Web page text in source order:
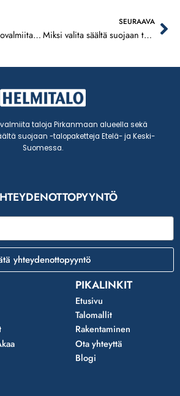
Kuka tarjoaa muuttovalmiita taloja Pirkanmaalla?
SEURAAVA
Miksi valita säältä suojaan talopaketit perinteisen rakentamisen sijaan?
taloja Pirkanmaan alueella sekä
suojaan -talopaketteja Etelä- ja Keski-
Suomessa.
yhteydenottopyyntö
PIKALINKIT
Etusivu
Talomallit
Rakentaminen
Ota yhteyttä
Blogi